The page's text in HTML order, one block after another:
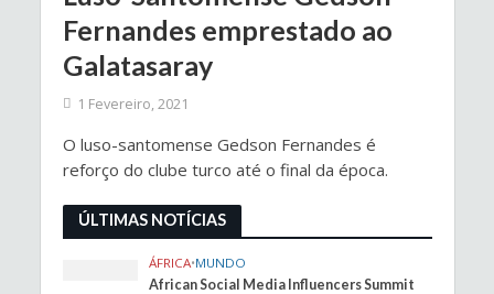
Fernandes emprestado ao
Galatasaray
1 Fevereiro, 2021
O luso-santomense Gedson Fernandes é
reforço do clube turco até o final da época.
ÚLTIMAS NOTÍCIAS
ÁFRICA•MUNDO
African Social Media Influencers Summit